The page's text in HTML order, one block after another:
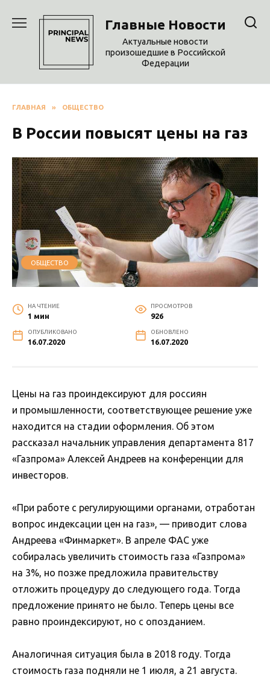
содержанию
Главные Новости
Актуальные новости
произошедшие в Российской
Федерации
ГЛАВНАЯ » ОБЩЕСТВО
В России повысят цены на газ
ОБЩЕСТВО
НА ЧТЕНИЕ
1 мин
ПРОСМОТРОВ
926
ОПУБЛИКОВАНО
16.07.2020
ОБНОВЛЕНО
16.07.2020
Цены на газ проиндексируют для россиян
и промышленности, соответствующее решение уже
находится на стадии оформления. Об этом
рассказал начальник управления департамента 817
«Газпрома» Алексей Андреев на конференции для
инвесторов.
«При работе с регулирующими органами, отработан
вопрос индексации цен на газ», — приводит слова
Андреева «Финмаркет». В апреле ФАС уже
собиралась увеличить стоимость газа «Газпрома»
на 3%, но позже предложила правительству
отложить процедуру до следующего года. Тогда
предложение принято не было. Теперь цены все
равно проиндексируют, но с опозданием.
Аналогичная ситуация была в 2018 году. Тогда
стоимость газа подняли не 1 июля, а 21 августа.